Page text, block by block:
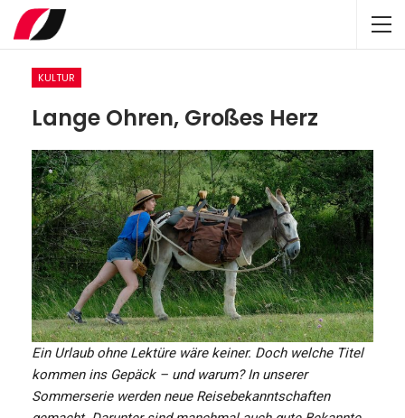
KULTUR
Lange Ohren, Großes Herz
Ein Urlaub ohne Lektüre wäre keiner. Doch welche Titel
kommen ins Gepäck – und warum? In unserer
Sommerserie werden neue Reisebekanntschaften